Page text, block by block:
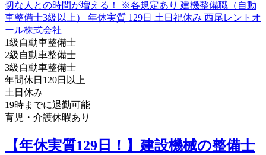
1級自動車整備士
2級自動車整備士
3級自動車整備士
年間休日120日以上
土日休み
19時までに退勤可能
育児・介護休暇あり
【年休実質129日！】建設機械の整備士